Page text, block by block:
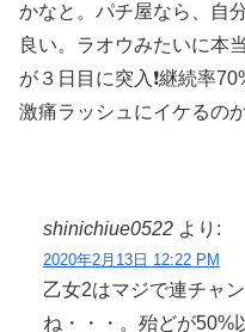
かなと。パチ屋なら、自
良い。ラオウみたいに本
が３日目に突入❗継続率
激痛ラッシュにイケるの
shinichiue0522 より:
2020年2月13日 12:22 PM
乙女2はマジで連チャ
ね・・・。殆どが50%